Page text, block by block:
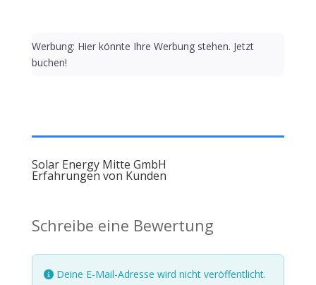
Werbung: Hier könnte Ihre Werbung stehen. Jetzt
buchen!
Solar Energy Mitte GmbH
Erfahrungen von Kunden
Schreibe eine Bewertung
Deine E-Mail-Adresse wird nicht veröffentlicht.